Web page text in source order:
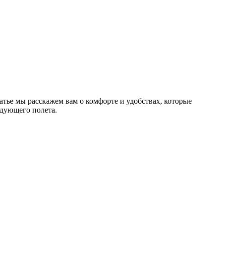
мы расскажем вам о комфорте и удобствах, которые
полета.